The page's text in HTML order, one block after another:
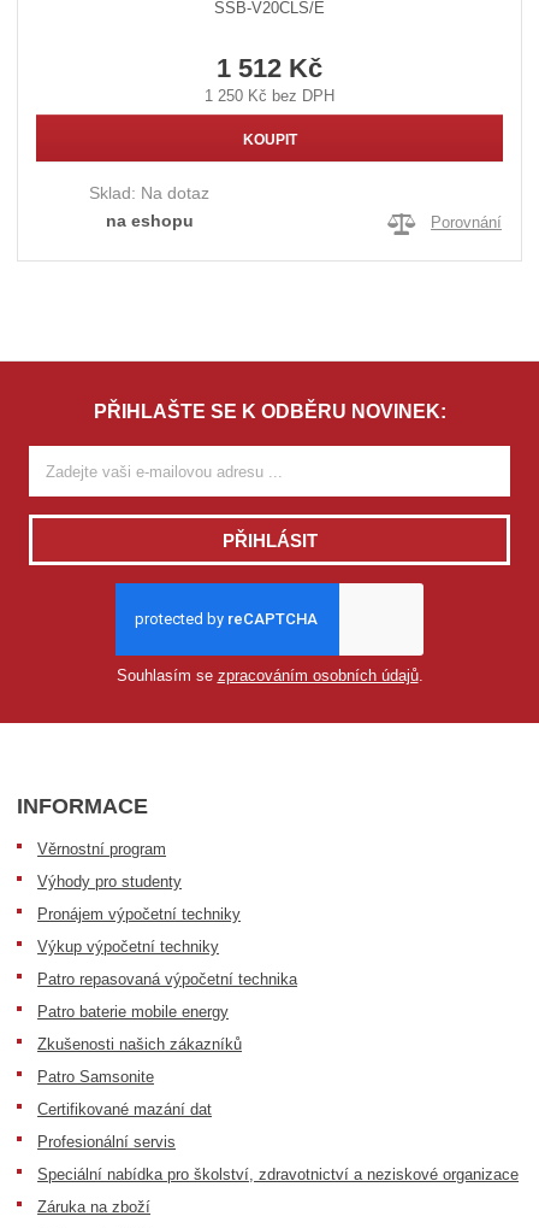
SSB-V20CLS/E
1 512 Kč
1 250 Kč bez DPH
KOUPIT
Sklad: Na dotaz
na eshopu
Porovnání
PŘIHLAŠTE SE K ODBĚRU NOVINEK:
PŘIHLÁSIT
Souhlasím se zpracováním osobních údajů.
INFORMACE
Věrnostní program
Výhody pro studenty
Pronájem výpočetní techniky
Výkup výpočetní techniky
Patro repasovaná výpočetní technika
Patro baterie mobile energy
Zkušenosti našich zákazníků
Patro Samsonite
Certifikované mazání dat
Profesionální servis
Speciální nabídka pro školství, zdravotnictví a neziskové organizace
Záruka na zboží